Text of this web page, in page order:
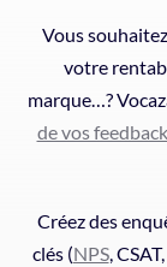
Vous
votre
marque…?
de vos
Créez des
clés (NPS,